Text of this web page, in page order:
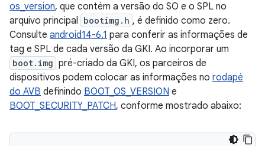
os_version, que contém a versão do SO e o SPL no
arquivo principal bootimg.h , é definido como zero.
Consulte android14-6.1 para conferir as informações de
tag e SPL de cada versão da GKI. Ao incorporar um
boot.img pré-criado da GKI, os parceiros de
dispositivos podem colocar as informações no rodapé
do AVB definindo BOOT_OS_VERSION e
BOOT_SECURITY_PATCH, conforme mostrado abaixo: